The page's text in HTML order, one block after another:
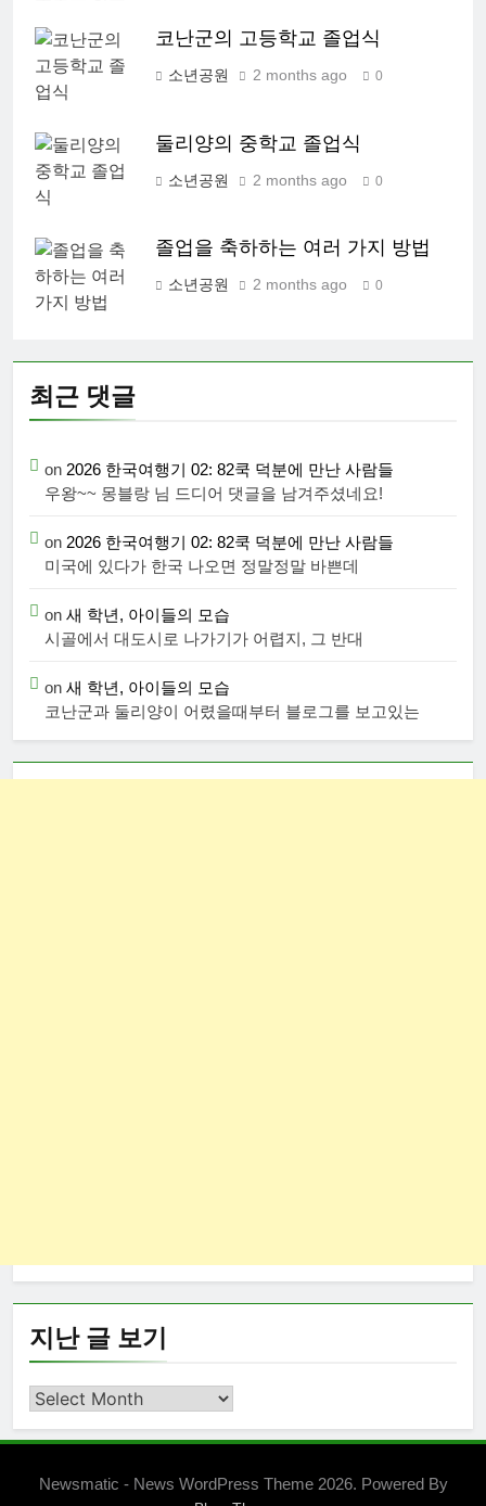
코난군의 고등학교 졸업식
소년공원 2 months ago 0
둘리양의 중학교 졸업식
소년공원 2 months ago 0
졸업을 축하하는 여러 가지 방법
소년공원 2 months ago 0
최근 댓글
on 2026 한국여행기 02: 82쿡 덕분에 만난 사람들
우왕~~ 몽블랑 님 드디어 댓글을 남겨주셨네요!
on 2026 한국여행기 02: 82쿡 덕분에 만난 사람들
미국에 있다가 한국 나오면 정말정말 바쁜데
on 새 학년, 아이들의 모습
시골에서 대도시로 나가기가 어렵지, 그 반대
on 새 학년, 아이들의 모습
코난군과 둘리양이 어렸을때부터 블로그를 보고있는
지난 글 보기
지
글
보Newsmatic - News WordPress Theme 2026. Powered By